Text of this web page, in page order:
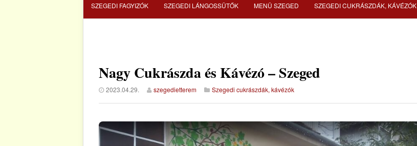
SZEGEDI FAGYIZÓK SZEGEDI LÁNGOSSÜTŐK MENÜ SZEGED SZEGEDI CUKRÁSZDÁK, KÁVÉZÓK
Nagy Cukrászda és Kávézó – Szeged
2023.04.29. szegedietterem Szegedi cukrászdák, kávézók